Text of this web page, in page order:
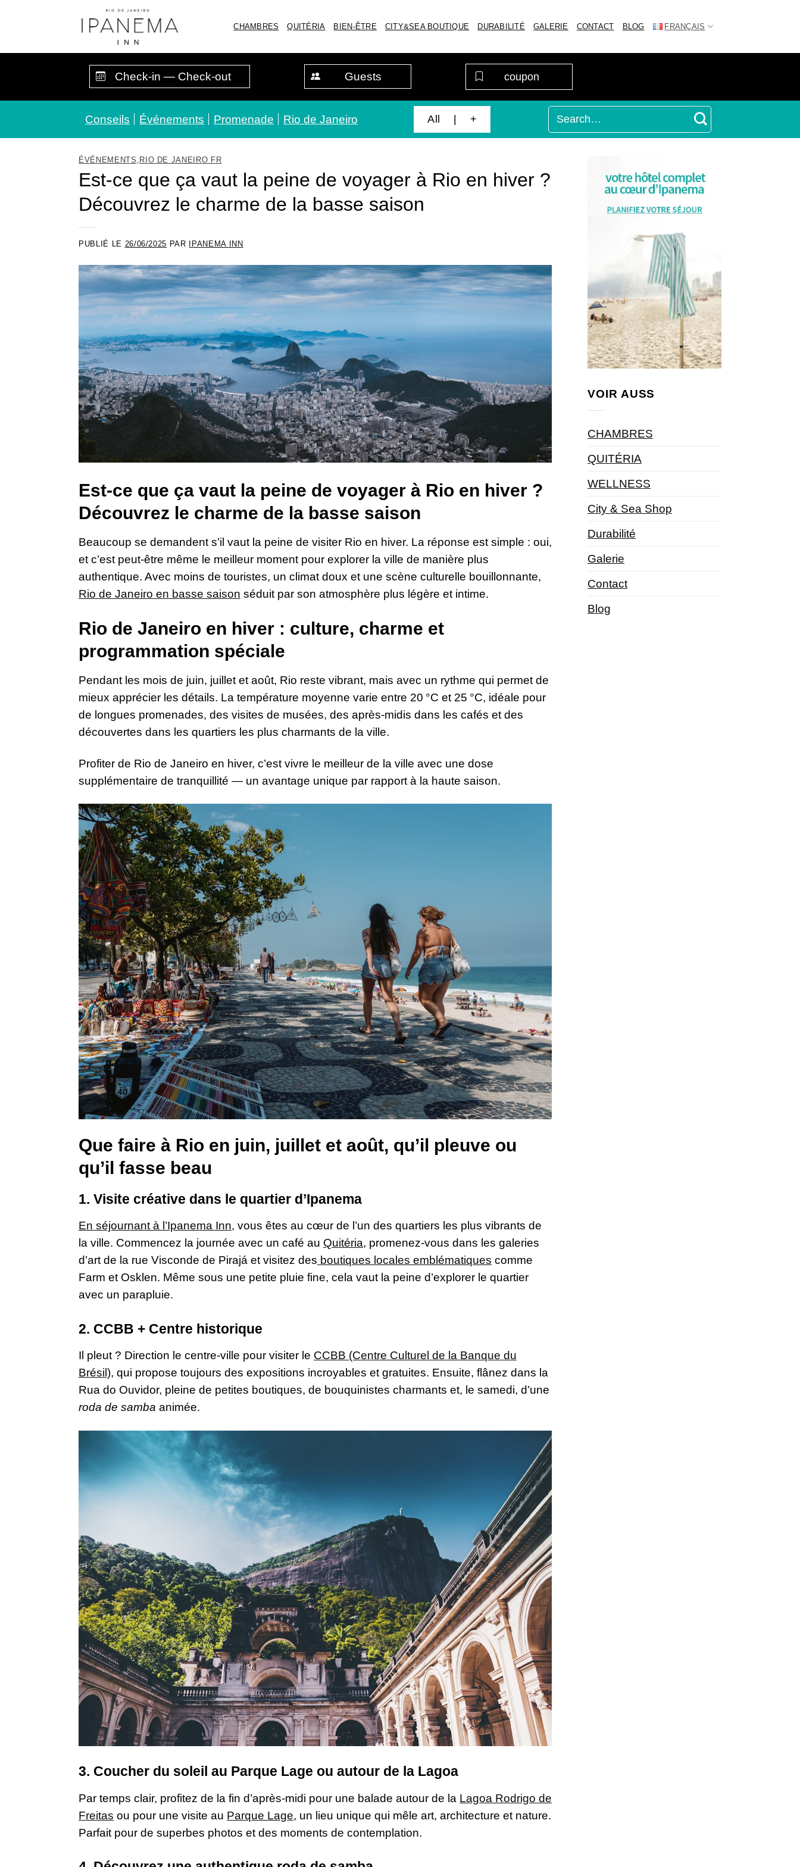
CHAMBRES QUITÉRIA BIEN-ÊTRE CITY&SEA BOUTIQUE DURABILITÉ GALERIE CONTACT BLOG FRANÇAIS
Guests
Conseils Événements Promenade Rio de Janeiro All | +
ÉVÉNEMENTS , RIO DE JANEIRO FR
Est-ce que ça vaut la peine de voyager à Rio en hiver ?
Découvrez le charme de la basse saison
PUBLIÉ LE 26/06/2025 PAR IPANEMA INN
Est-ce que ça vaut la peine de voyager à Rio en hiver ?
Découvrez le charme de la basse saison
Beaucoup se demandent s’il vaut la peine de visiter Rio en hiver. La réponse est simple : oui,
et c’est peut-être même le meilleur moment pour explorer la ville de manière plus
authentique. Avec moins de touristes, un climat doux et une scène culturelle bouillonnante,
Rio de Janeiro en basse saison séduit par son atmosphère plus légère et intime.
Rio de Janeiro en hiver : culture, charme et
programmation spéciale
Pendant les mois de juin, juillet et août, Rio reste vibrant, mais avec un rythme qui permet de
mieux apprécier les détails. La température moyenne varie entre 20 °C et 25 °C, idéale pour
de longues promenades, des visites de musées, des après-midis dans les cafés et des
découvertes dans les quartiers les plus charmants de la ville.
Profiter de Rio de Janeiro en hiver, c’est vivre le meilleur de la ville avec une dose
supplémentaire de tranquillité — un avantage unique par rapport à la haute saison.
Que faire à Rio en juin, juillet et août, qu’il pleuve ou
qu’il fasse beau
1. Visite créative dans le quartier d’Ipanema
En séjournant à l’Ipanema Inn, vous êtes au cœur de l’un des quartiers les plus vibrants de
la ville. Commencez la journée avec un café au Quitéria, promenez-vous dans les galeries
d’art de la rue Visconde de Pirajá et visitez des boutiques locales emblématiques comme
Farm et Osklen. Même sous une petite pluie fine, cela vaut la peine d’explorer le quartier
avec un parapluie.
2. CCBB + Centre historique
Il pleut ? Direction le centre-ville pour visiter le CCBB (Centre Culturel de la Banque du
Brésil), qui propose toujours des expositions incroyables et gratuites. Ensuite, flânez dans la
Rua do Ouvidor, pleine de petites boutiques, de bouquinistes charmants et, le samedi, d’une
roda de samba animée.
3. Coucher du soleil au Parque Lage ou autour de la Lagoa
Par temps clair, profitez de la fin d’après-midi pour une balade autour de la Lagoa Rodrigo de
Freitas ou pour une visite au Parque Lage, un lieu unique qui mêle art, architecture et nature.
Parfait pour de superbes photos et des moments de contemplation.
VOIR AUSS
CHAMBRES
QUITÉRIA
WELLNESS
City & Sea Shop
Durabilité
Galerie
Contact
Blog